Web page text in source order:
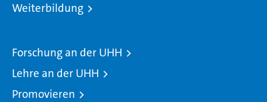
Weiterbildung
Forschung an der UHH
Lehre an der UHH
Promovieren